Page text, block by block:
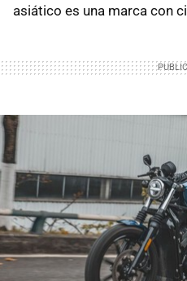
asiático es una marca con